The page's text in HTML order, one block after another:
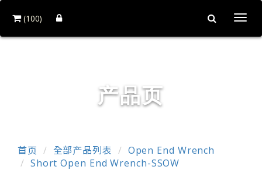
(100)
产品页
首页 全部产品列表
Open End Wrench
Short Open End Wrench-SSOW